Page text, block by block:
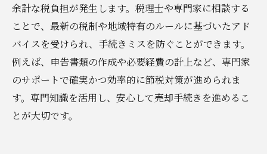
余計な税負担が発生します。税理士や専門家に相談する
ことで、最新の税制や地域特有のルールに基づいたアド
バイスを受けられ、手続きミスを防ぐことができます。
例えば、申告書類の作成や必要経費の計上など、専門家
のサポートで確実かつ効率的に節税対策が進められま
す。専門知識を活用し、安心して売却手続きを進めるこ
とが大切です。